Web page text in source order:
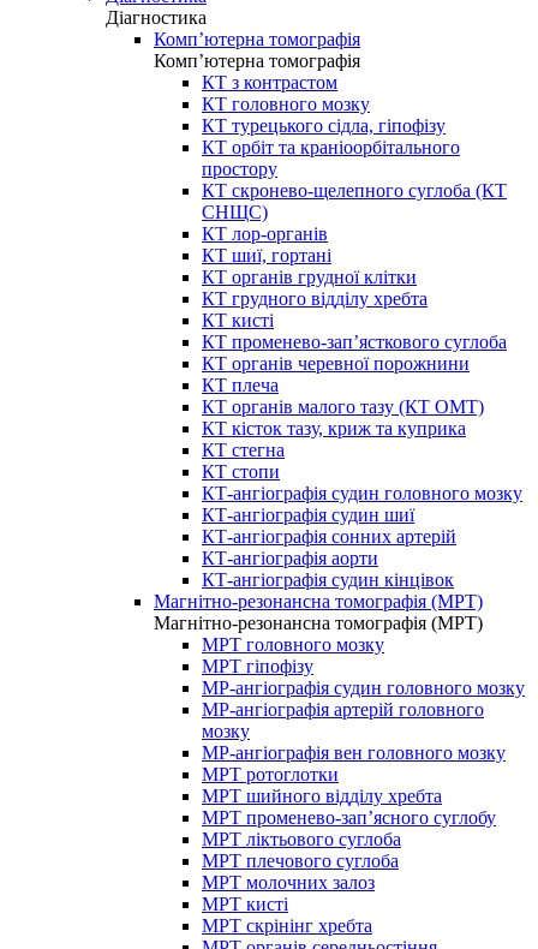
Діагностика
Комп’ютерна томографія
Комп’ютерна томографія
КТ з контрастом
КТ головного мозку
КТ турецького сідла, гіпофізу
КТ орбіт та краніоорбітального
простору
КТ скронево-щелепного суглоба (КТ
СНЩС)
КТ лор-органів
КТ шиї, гортані
КТ органів грудної клітки
КТ грудного відділу хребта
КТ кисті
КТ променево-зап’ясткового суглоба
КТ органів черевної порожнини
КТ плеча
КТ органів малого тазу (КТ ОМТ)
КТ кісток тазу, криж та куприка
КТ стегна
КТ стопи
КТ-ангіографія судин головного мозку
КТ-ангіографія судин шиї
КТ-ангіографія сонних артерій
КТ-ангіографія аорти
КТ-ангіографія судин кінцівок
Магнітно-резонансна томографія (МРТ)
Магнітно-резонансна томографія (МРТ)
МРТ головного мозку
МРТ гіпофізу
МР-ангіографія судин головного мозку
МР-ангіографія артерій головного
мозку
МР-ангіографія вен головного мозку
МРТ ротоглотки
МРТ шийного відділу хребта
МРТ променево-зап’ясного суглобу
МРТ ліктьового суглоба
МРТ плечового суглоба
МРТ молочних залоз
МРТ кисті
МРТ скрінінг хребта